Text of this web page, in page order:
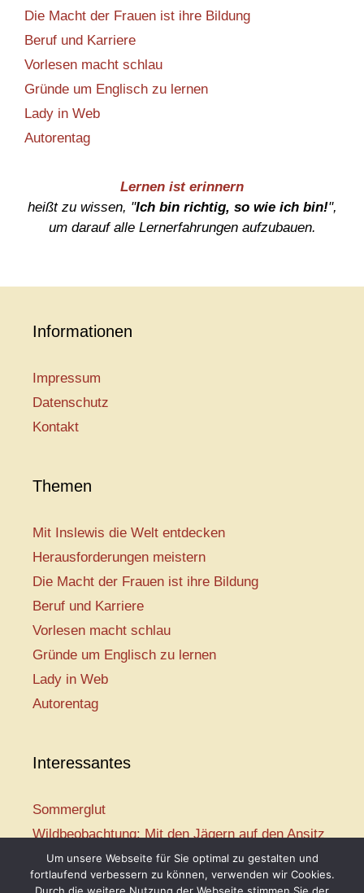
Die Macht der Frauen ist ihre Bildung
Beruf und Karriere
Vorlesen macht schlau
Gründe um Englisch zu lernen
Lady in Web
Autorentag
Lernen ist erinnern
heißt zu wissen, "Ich bin richtig, so wie ich bin!",
um darauf alle Lernerfahrungen aufzubauen.
Informationen
Impressum
Datenschutz
Kontakt
Themen
Mit Inslewis die Welt entdecken
Herausforderungen meistern
Die Macht der Frauen ist ihre Bildung
Beruf und Karriere
Vorlesen macht schlau
Gründe um Englisch zu lernen
Lady in Web
Autorentag
Interessantes
Sommerglut
Wildbeobachtung: Mit den Jägern auf den Ansitz
Mir ist so heiß
Mission: Rettungsschwimmer
Um unsere Webseite für Sie optimal zu gestalten und
fortlaufend verbessern zu können, verwenden wir Cookies.